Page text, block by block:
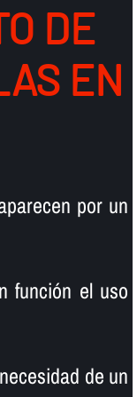
DE
EN
por un
función el uso
de un